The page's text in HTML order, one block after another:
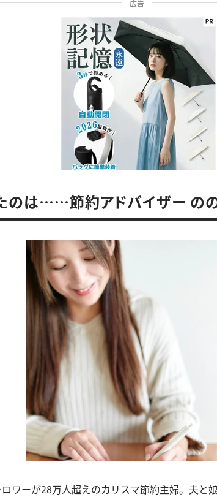
広告
のは……節約アドバイザー の
ワーが28万人超えのカリスマ節約主婦。夫と